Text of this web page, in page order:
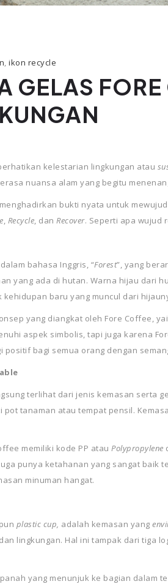
GELAS
, ikon recycle
kelestarian lingkungan atau
nuansa alam yang begitu
bukti nyata untuk
, Recycle, dan Recover. Seperti apa wujud
bahasa Inggris, “Forest”, yang
yang ada di hutan. Warna hijau dari
baru yang muncul dari
yang diangkat oleh Fore Coffee,
aspek simbolis, tapi juga karena
bagi semua orang dengan
terlihat dari jenis kemasan serta
tanaman atau tempat pensil.
memiliki kode PP atau Polypropylene
punya ketahanan yang sangat baik
minuman hangat.
plastic cup, adalah kemasan yang
lingkungan. Hal ini tampak dari tiga
yang menunjuk ke bagian dalam